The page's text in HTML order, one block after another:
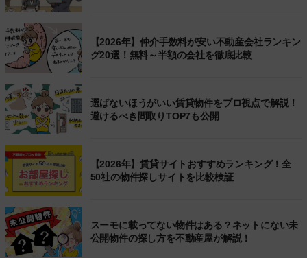
【2026年】仲介手数料が安い不動産会社ランキン
グ20選！無料～半額の会社を徹底比較
選ばないほうがいい賃貸物件をプロ視点で解説！
避けるべき間取りTOP7も公開
【2026年】賃貸サイトおすすめランキング！全
50社の物件探しサイトを比較検証
スーモに載ってない物件はある？ネットにない未
公開物件の探し方を不動産屋が解説！